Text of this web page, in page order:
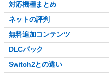
対応機種まとめ
ネットの評判
無料追加コンテンツ
DLCパック
Switch2との違い